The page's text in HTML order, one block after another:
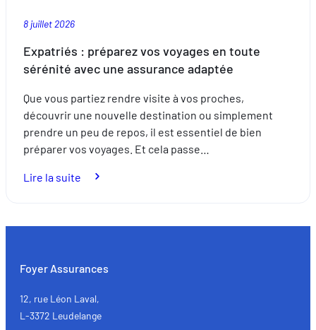
8 juillet 2026
Expatriés : préparez vos voyages en toute
sérénité avec une assurance adaptée
Que vous partiez rendre visite à vos proches,
découvrir une nouvelle destination ou simplement
prendre un peu de repos, il est essentiel de bien
préparer vos voyages. Et cela passe…
Lire la suite
préparez
toute
sérénité
Foyer Assurances
12, rue Léon Laval,
L-3372 Leudelange